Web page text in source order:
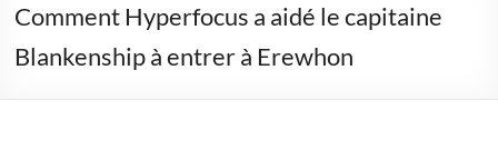
Comment Hyperfocus a aidé le capitaine
Blankenship à entrer à Erewhon